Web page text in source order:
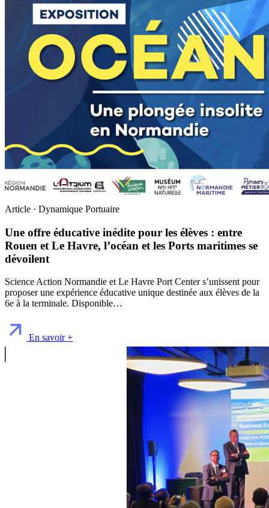
Article · Dynamique Portuaire
Une offre éducative inédite pour les élèves : entre
Rouen et Le Havre, l’océan et les Ports maritimes se
dévoilent
Science Action Normandie et Le Havre Port Center s’unissent pour
proposer une expérience éducative unique destinée aux élèves de la
6e à la terminale. Disponible…
En savoir +